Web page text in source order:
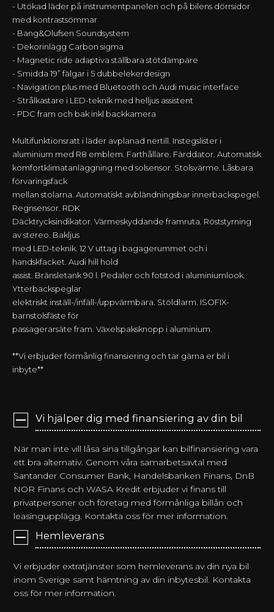
- Utökad läder på instrumentpanelen och på bilens dörrsidor
med kontrastsömmar
- Bang&Olufsen Soundsystem
- Dekorinlägg Carbon sigma
- Magnetic ride adaptiva ställbara stötdämpare
- Smidda 19” fälgar i 5 dubbelekerdesign
- Navigation plus med Bluetooth och Audi music interface
- Strålkastare i LED-teknik med helljus assistent
- PDC fram och bak inkl backkamera
Multifunktionsratt i läder avplanad nertill. Instegslister i
aluminium med R8 emblem. Farthållare. Färddator. Automatisk
komfortklimatanläggning med solsensor. Stolsvärme. Låsbara
förvaringsfack
mellan stolarna. Automatiskt avbländningsbar innerbackspegel.
Regnsensor. RDK
Däcktrycksindikator. Värmeskyddande framruta. Röststyrning
av stereo. Bakljus
med LED-teknik. 12 V uttag i bagagerummet och i
handskfacket. Audi hill hold
assist. Bränsletank 90 l. Pedaler och fotstöd i aluminiumlook.
Ytterbackspeglar
elektriskt inställ-/infäll-/uppvärmbara. Stöldlarm. ISOFIX-
barnstolsfäste för
passagerarsäte fram. Växelspaksknopp i aluminium.
**Vi erbjuder förmånlig finansiering och tar gärna er bil i
inbyte**
Vi hjälper dig med finansiering av din bil
När man inte vill låsa sina tillgångar kan bilfinansiering vara
ett bra alternativ. Genom våra samarbetsavtal med
Santander Consumer Bank, Handelsbanken Finans, DnB
NOR Finans och WASA Kredit erbjuder vi finans till
privatpersoner och företag med förmånliga billån och
leasingupplägg. Kontakta oss för mer information.
Hemleverans
Vi erbjuder extratjänster som hemleverans av din nya bil
inom Sverige samt hämtning av din inbytesbil. Kontakta
oss för mer information.